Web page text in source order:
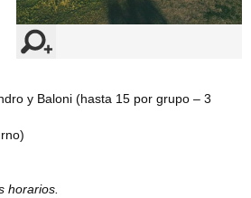
y Baloni (hasta 15 por grupo – 3
horarios.